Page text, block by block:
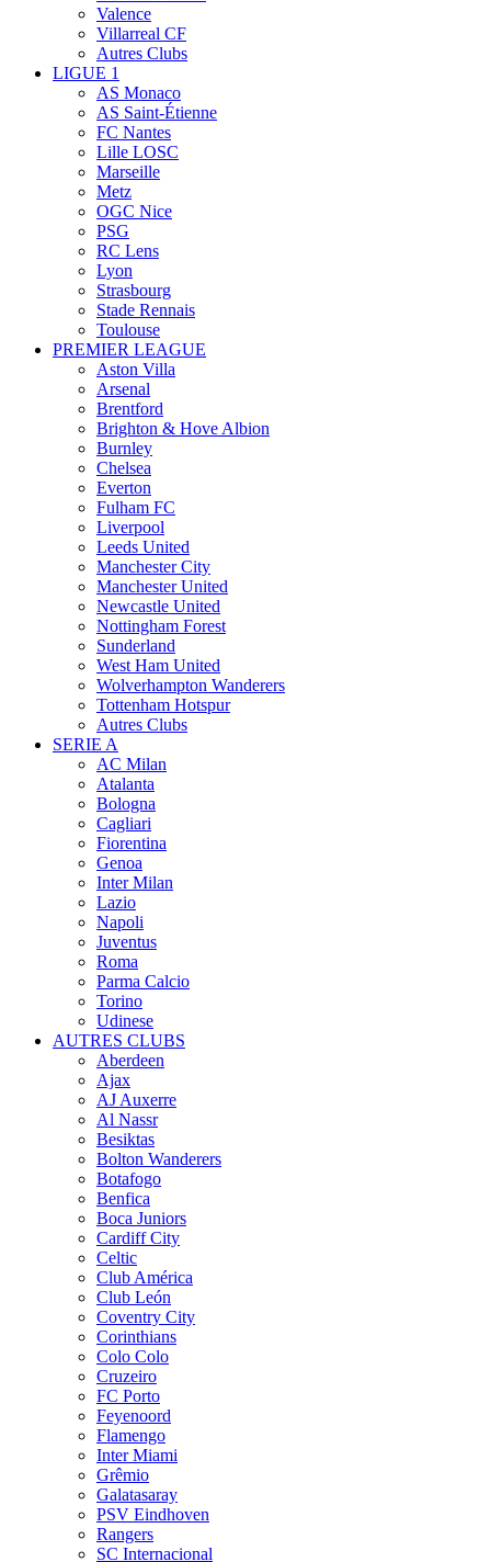
Valence
Villarreal CF
Autres Clubs
LIGUE 1
AS Monaco
AS Saint-Étienne
FC Nantes
Lille LOSC
Marseille
Metz
OGC Nice
PSG
RC Lens
Lyon
Strasbourg
Stade Rennais
Toulouse
PREMIER LEAGUE
Aston Villa
Arsenal
Brentford
Brighton & Hove Albion
Burnley
Chelsea
Everton
Fulham FC
Liverpool
Leeds United
Manchester City
Manchester United
Newcastle United
Nottingham Forest
Sunderland
West Ham United
Wolverhampton Wanderers
Tottenham Hotspur
Autres Clubs
SERIE A
AC Milan
Atalanta
Bologna
Cagliari
Fiorentina
Genoa
Inter Milan
Lazio
Napoli
Juventus
Roma
Parma Calcio
Torino
Udinese
AUTRES CLUBS
Aberdeen
Ajax
AJ Auxerre
Al Nassr
Besiktas
Bolton Wanderers
Botafogo
Benfica
Boca Juniors
Cardiff City
Celtic
Club América
Club León
Coventry City
Corinthians
Colo Colo
Cruzeiro
FC Porto
Feyenoord
Flamengo
Inter Miami
Grêmio
Galatasaray
PSV Eindhoven
Rangers
SC Internacional